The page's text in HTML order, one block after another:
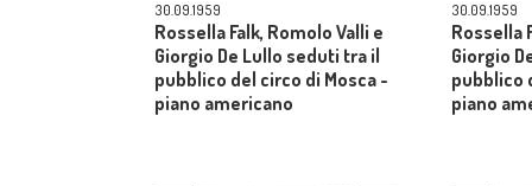
30.09.1959
Rossella Falk, Romolo Valli e
Giorgio De Lullo seduti tra il
pubblico del circo di Mosca -
piano americano
30.09.1959
Rossella
Giorgio
pubblico
piano